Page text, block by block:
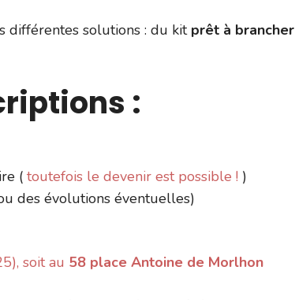
différentes solutions : du kit prêt à brancher
:
( toutefois le devenir est possible ! )
des évolutions éventuelles)
soit au 58 place Antoine de Morlhon